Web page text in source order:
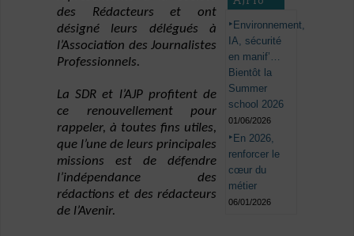
des Rédacteurs et ont
désigné leurs délégués à
l’Association des Journalistes
Professionnels.
La SDR et l’AJP profitent de
ce renouvellement pour
rappeler, à toutes fins utiles,
que l’une de leurs principales
missions est de défendre
l’indépendance des
rédactions et des rédacteurs
de l’Avenir.
Environnement,
IA, sécurité
en manif’…
Bientôt la
Summer
school 2026
01/06/2026
En 2026,
renforcer le
cœur du
métier
06/01/2026